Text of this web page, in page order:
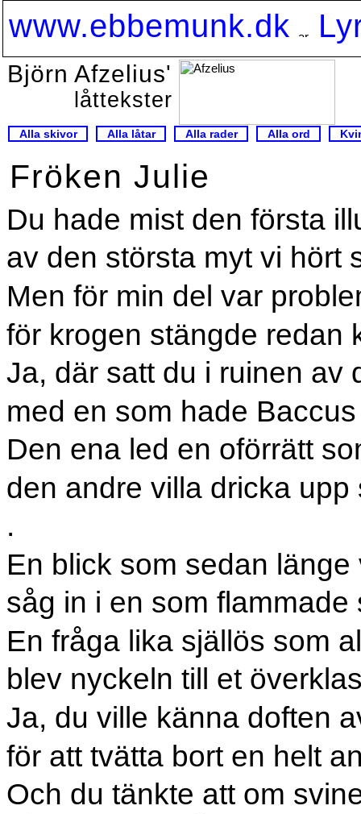
www.ebbemunk.dk
Björn Afzelius'
låttekster
Alla skivor Alla låtar Alla rader Alla ord
Fröken Julie
Du hade mist den första
av den största myt vi hört
Men för min del var
för krogen stängde redan
Ja, där satt du i ruinen av
med en som hade
Den ena led en oförrätt
den andre villa dricka upp
.
En blick som sedan länge
såg in i en som flammade
En fråga lika själlös som
blev nyckeln till et
Ja, du ville känna doften
för att tvätta bort en helt
Och du tänkte att om